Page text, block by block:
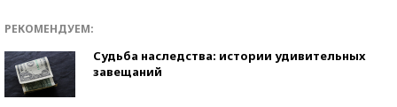
РЕКОМЕНДУЕМ:
Судьба наследства: истории удивительных
завещаний